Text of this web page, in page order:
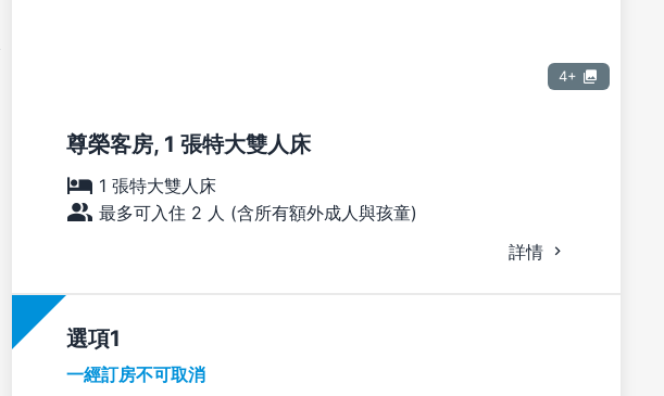
4+
尊榮客房, 1 張特大雙人床
1 張特大雙人床
最多可入住 2 人 (含所有額外成人與孩童)
詳情
選項
一經訂房不可取消